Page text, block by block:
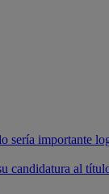
sería importante
candidatura al